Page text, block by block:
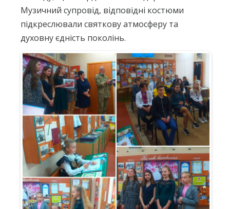
Музичний супровід, відповідні костюми
підкреслювали святкову атмосферу та
духовну єдність поколінь.